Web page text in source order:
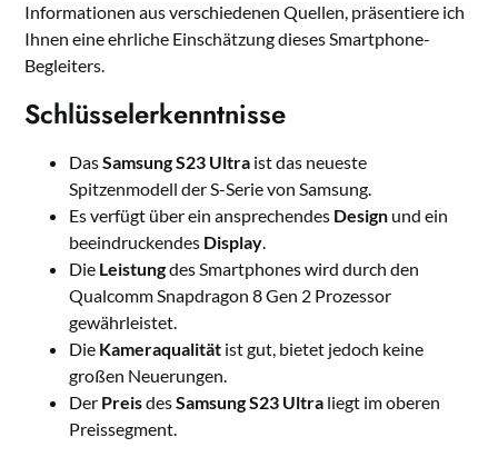
Informationen aus verschiedenen Quellen, präsentiere ich
Ihnen eine ehrliche Einschätzung dieses Smartphone-
Begleiters.
Schlüsselerkenntnisse
DasSamsung S23 Ultra ist das neueste
Spitzenmodell der S-Serie von Samsung.
Es verfügt über ein ansprechendes Design und ein
beeindruckendes Display.
Die Leistungdes Smartphones wird durch den
Qualcomm Snapdragon 8 Gen 2 Prozessor
gewährleistet.
Die Kameraqualität ist gut, bietet jedoch keine
großen Neuerungen.
Der PreisdesSamsung S23 Ultra liegt im oberen
Preissegment.